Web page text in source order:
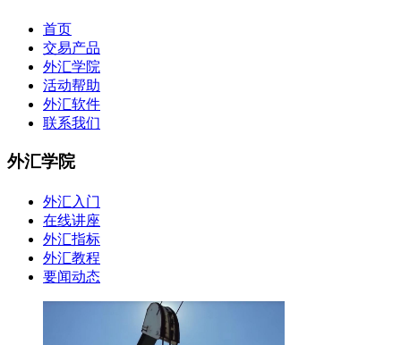
首页
交易产品
外汇学院
活动帮助
外汇软件
联系我们
外汇学院
外汇入门
在线讲座
外汇指标
外汇教程
要闻动态